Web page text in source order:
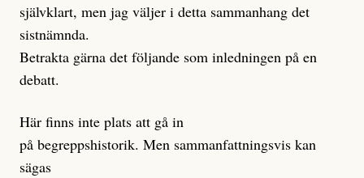
självklart, men jag väljer i detta sammanhang det
sistnämnda.
Betrakta gärna det följande som inledningen på en
debatt.
Här finns inte plats att gå in
på begreppshistorik. Men sammanfattningsvis kan
sägas